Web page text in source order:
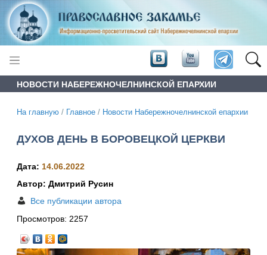
НОВОСТИ НАБЕРЕЖНОЧЕЛНИНСКОЙ ЕПАРХИИ
На главную / Главное / Новости Набережночелнинской епархии
ДУХОВ ДЕНЬ В БОРОВЕЦКОЙ ЦЕРКВИ
Дата: 14.06.2022
Автор: Дмитрий Русин
Все публикации автора
Просмотров: 2257